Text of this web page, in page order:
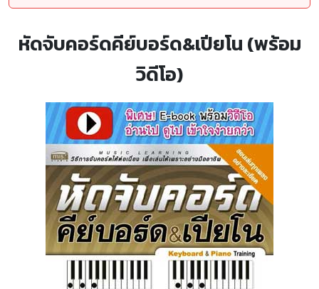
หัดจับคอร์ดคีย์บอร์ด&เปียโน (พร้อม
วิดีโอ)